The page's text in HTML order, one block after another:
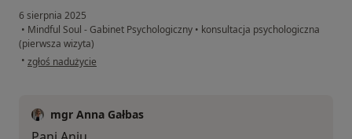
6 sierpnia 2025
• Mindful Soul - Gabinet Psychologiczny • konsultacja psychologiczna
(pierwsza wizyta)
• w opinii użytkownika Anna Dewor
zgłoś nadużycie
mgr Anna Gałbas